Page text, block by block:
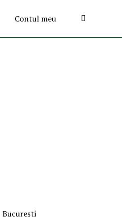
Contul meu
Bucureşti